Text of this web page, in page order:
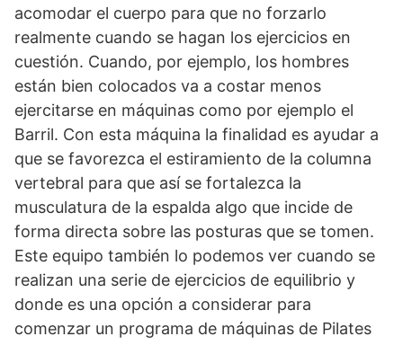
acomodar el cuerpo para que no forzarlo
realmente cuando se hagan los ejercicios en
cuestión. Cuando, por ejemplo, los hombres
están bien colocados va a costar menos
ejercitarse en máquinas como por ejemplo el
Barril. Con esta máquina la finalidad es ayudar a
que se favorezca el estiramiento de la columna
vertebral para que así se fortalezca la
musculatura de la espalda algo que incide de
forma directa sobre las posturas que se tomen.
Este equipo también lo podemos ver cuando se
realizan una serie de ejercicios de equilibrio y
donde es una opción a considerar para
comenzar un programa de máquinas de Pilates